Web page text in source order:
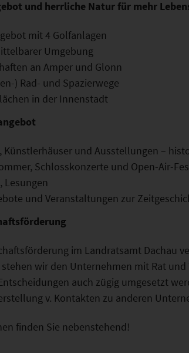
und herrliche Natur für mehr
mit 4 Golfanlagen
Umgebung
an Amper und Glonn
) Rad- und Spazierwege
in der Innenstadt
Künstlerhäuser und Ausstellungen –
Schlosskonzerte und Open-Air-
Lesungen
und Veranstaltungen zur
im Landratsamt Dachau
wir den Unternehmen mit Rat
auch zügig umgesetzt
v. Kontakten zu anderen
finden Sie nebenstehend!